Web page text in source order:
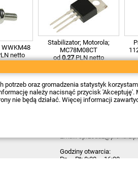
netto
Stabilizator; Motorola;
MC78M08CT
od0,27PLN netto
Sklep elektroniczny Firma
ul. Wólczyńska 206
Email:sprzedaz@piekarz.pl
Godziny otwarcia:
Pn – Pt: 8:00 – 16:00
oraz gromadzenia statystyk
należy nacisnąć przycisk 'Akceptuję'.
nie będą działać. Więcej informacji